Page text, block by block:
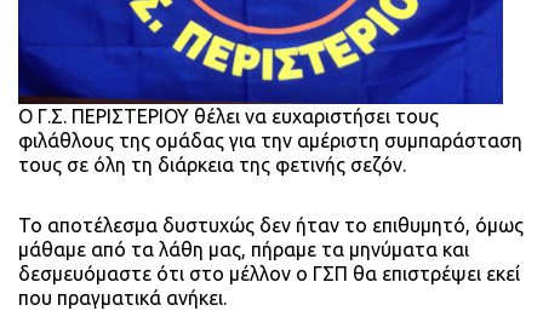
O Γ.Σ. ΠΕΡΙΣΤΕΡΙΟΥ θέλει να ευχαριστήσει τους
φιλάθλους της ομάδας για την αμέριστη συμπαράσταση
τους σε όλη τη διάρκεια της φετινής σεζόν.
Το αποτέλεσμα δυστυχώς δεν ήταν το επιθυμητό, όμως
μάθαμε από τα λάθη μας, πήραμε τα μηνύματα και
δεσμευόμαστε ότι στο μέλλον ο ΓΣΠ θα επιστρέψει εκεί
που πραγματικά ανήκει.